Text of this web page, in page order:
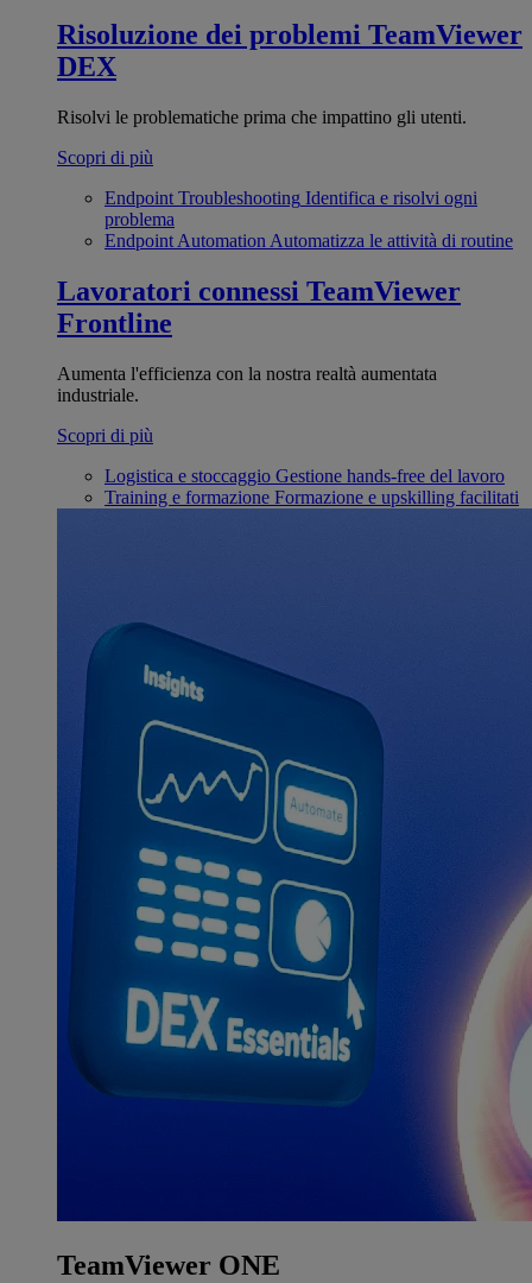
Risoluzione dei problemi TeamViewer
DEX
Risolvi le problematiche prima che impattino gli utenti.
Scopri di più
Endpoint Troubleshooting Identifica e risolvi ogni
problema
Endpoint Automation Automatizza le attività di routine
Lavoratori connessi TeamViewer
Frontline
Aumenta l'efficienza con la nostra realtà aumentata
industriale.
Scopri di più
Logistica e stoccaggio Gestione hands-free del lavoro
Training e formazione Formazione e upskilling facilitati
TeamViewer ONE